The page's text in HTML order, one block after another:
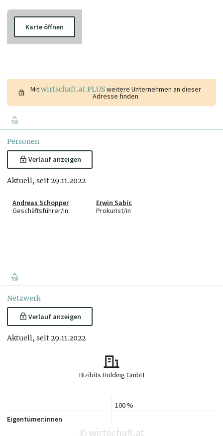
Karte öffnen
Mitwirtschaft.at PLUSweitere Unternehmen an dieser
Adresse finden
TOP
Personen
Verlauf anzeigen
Aktuell, seit 29.11.2022
Andreas Schopper
Geschäftsführer/in
Erwin Sabic
Prokurist/in
TOP
Netzwerk
Verlauf anzeigen
Aktuell, seit 29.11.2022
Bizibits Holding GmbH
100 %
Eigentümer:innen
wirtschaft.at